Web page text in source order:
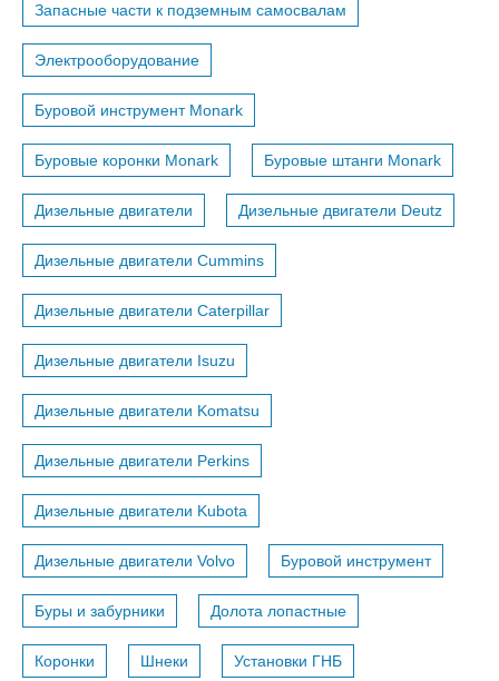
Запасные части к подземным самосвалам
Электрооборудование
Буровой инструмент Monark
Буровые коронки Monark Буровые штанги Monark
Дизельные двигатели Дизельные двигатели Deutz
Дизельные двигатели Cummins
Дизельные двигатели Caterpillar
Дизельные двигатели Isuzu
Дизельные двигатели Komatsu
Дизельные двигатели Perkins
Дизельные двигатели Kubota
Дизельные двигатели Volvo Буровой инструмент
Буры и забурники Долота лопастные
Коронки Шнеки Установки ГНБ